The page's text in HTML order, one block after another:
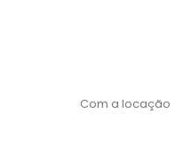
Com a locação